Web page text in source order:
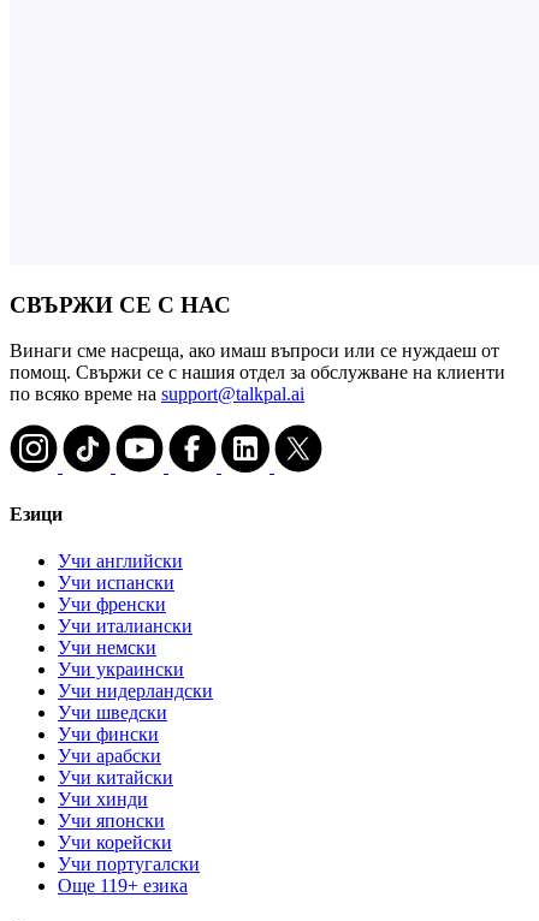
СВЪРЖИ СЕ С НАС
Винаги сме насреща, ако имаш въпроси или се нуждаеш от
помощ. Свържи се с нашия отдел за обслужване на клиенти
по всяко време на support@talkpal.ai
Езици
Учи английски
Учи испански
Учи френски
Учи италиански
Учи немски
Учи украински
Учи нидерландски
Учи шведски
Учи фински
Учи арабски
Учи китайски
Учи хинди
Учи японски
Учи корейски
Учи португалски
Още 119+ езика